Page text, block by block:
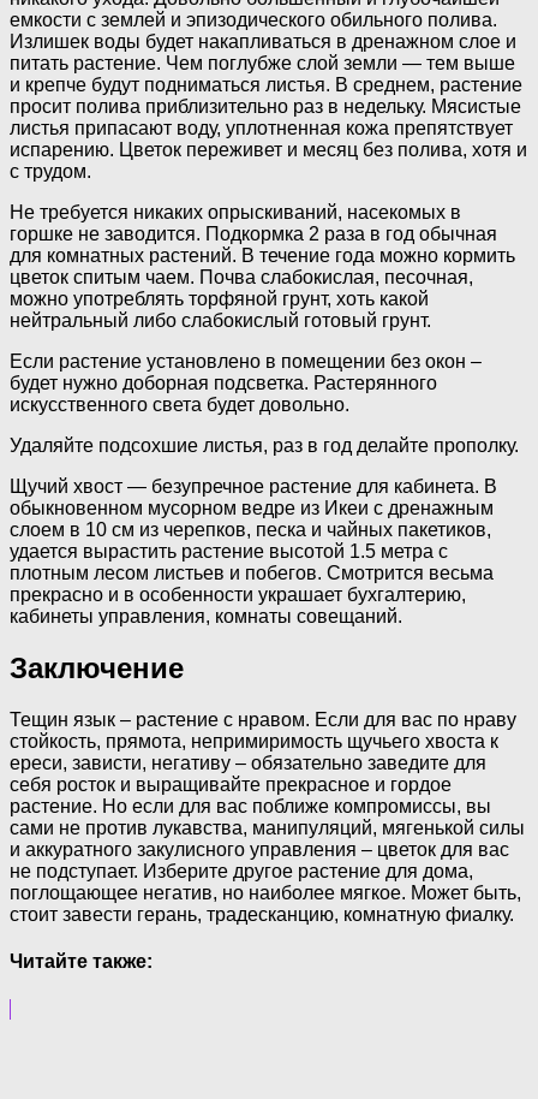
емкости с землей и эпизодического обильного полива.
Излишек воды будет накапливаться в дренажном слое и
питать растение. Чем поглубже слой земли — тем выше
и крепче будут подниматься листья. В среднем, растение
просит полива приблизительно раз в недельку. Мясистые
листья припасают воду, уплотненная кожа препятствует
испарению. Цветок переживет и месяц без полива, хотя и
с трудом.
Не требуется никаких опрыскиваний, насекомых в
горшке не заводится. Подкормка 2 раза в год обычная
для комнатных растений. В течение года можно кормить
цветок спитым чаем. Почва слабокислая, песочная,
можно употреблять торфяной грунт, хоть какой
нейтральный либо слабокислый готовый грунт.
Если растение установлено в помещении без окон –
будет нужно доборная подсветка. Растерянного
искусственного света будет довольно.
Удаляйте подсохшие листья, раз в год делайте прополку.
Щучий хвост — безупречное растение для кабинета. В
обыкновенном мусорном ведре из Икеи с дренажным
слоем в 10 см из черепков, песка и чайных пакетиков,
удается вырастить растение высотой 1.5 метра с
плотным лесом листьев и побегов. Смотрится весьма
прекрасно и в особенности украшает бухгалтерию,
кабинеты управления, комнаты совещаний.
Заключение
Тещин язык – растение с нравом. Если для вас по нраву
стойкость, прямота, непримиримость щучьего хвоста к
ереси, зависти, негативу – обязательно заведите для
себя росток и выращивайте прекрасное и гордое
растение. Но если для вас поближе компромиссы, вы
сами не против лукавства, манипуляций, мягенькой силы
и аккуратного закулисного управления – цветок для вас
не подступает. Изберите другое растение для дома,
поглощающее негатив, но наиболее мягкое. Может быть,
стоит завести герань, традесканцию, комнатную фиалку.
Читайте также: